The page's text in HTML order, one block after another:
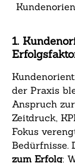
1.
der Praxis
Anspruch
Zeitdruck,
Fokus
Bedürfnisse.
zum Erfolg: